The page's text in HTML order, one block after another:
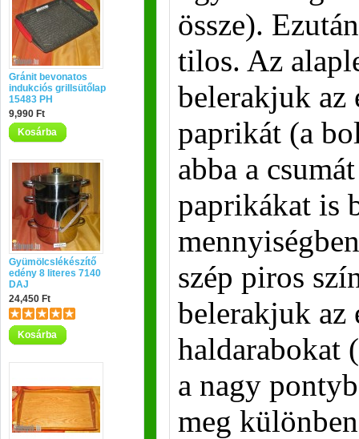
Gránit bevonatos
indukciós grillsütőlap
15483 PH
9,990 Ft
Kosárba
Gyümölcslékészítő
edény 8 literes 7140
DAJ
24,450 Ft
Kosárba
össze).
tilos. Az
belerakjuk az
paprikát (a
abba a
paprikákat is
szép piros
belerakjuk az
haldarabokat
a nagy
meg